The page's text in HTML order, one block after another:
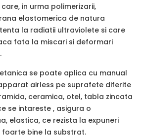
care, in urma polimerizarii,
elastomerica de natura
la radiatii ultraviolete si care
fata la miscari si deformari
se poate aplica cu manual
airless pe suprafete diferite
ceramica, otel, tabla zincata
se intareste , asigura o
elastica, ce rezista la expuneri
foarte bine la substrat.